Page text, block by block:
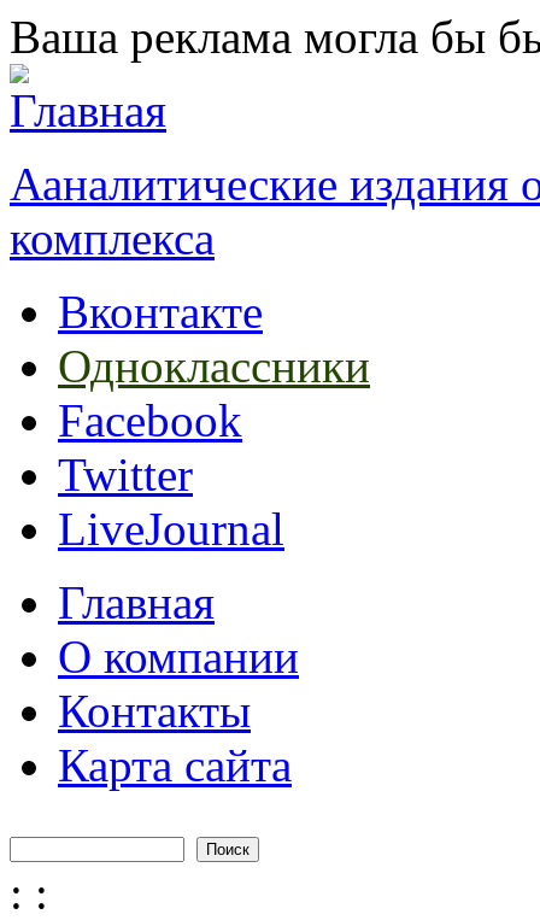
Перейти к основному содержанию
Ваша реклама могла бы
Ааналитические
комплекса
Вконтакте
Одноклассники
Facebook
Twitter
LiveJournal
Главная
О компании
Контакты
Карта сайта
Форма поиска
: :